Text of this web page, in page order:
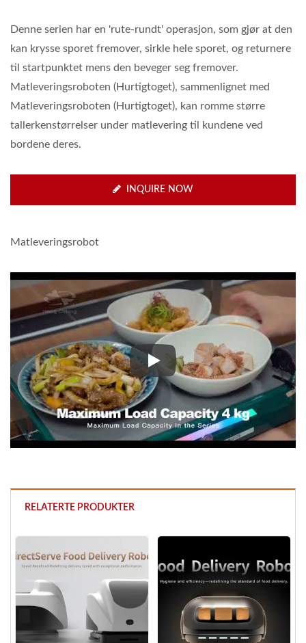
Denne serien har en 'rute-rundt' operasjon, som gjør at den
kan krysse sporet fremover, sirkle hele sporet, og returnere
til startpunktet mens den beveger seg fremover.
Matleveringsroboten (Hurtigtoget), sammenlignet med
Matleveringsroboten (Hurtigtoget), kan romme større
tallerkenstørrelser under matlevering til kundene ved
bordene deres.
INQUIRE NOW
Matleveringsrobot
Matleveringsrobot
RELATERTE PRODUKTER